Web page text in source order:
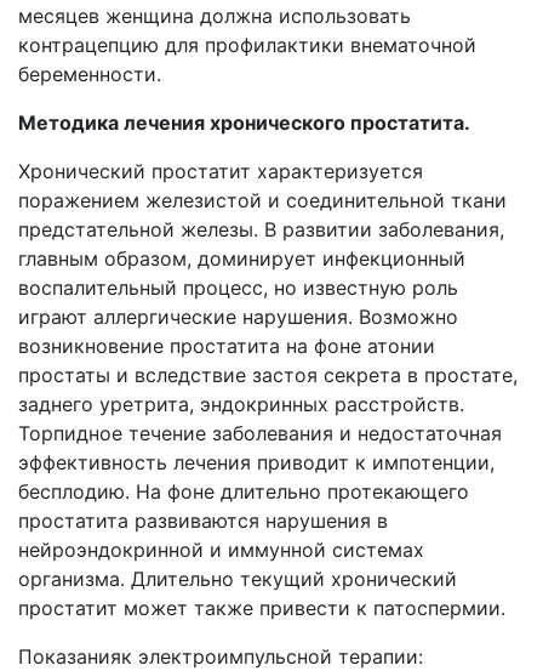
месяцев женщина должна использовать
контрацепцию для профилактики внематочной
беременности.
Методика лечения хронического простатита.
Хронический простатит характеризуется
поражением железистой и соединительной ткани
предстательной железы. В развитии заболевания,
главным образом, доминирует инфекционный
воспалительный процесс, но известную роль
играют аллергические нарушения. Возможно
возникновение простатита на фоне атонии
простаты и вследствие застоя секрета в простате,
заднего уретрита, эндокринных расстройств.
Торпидное течение заболевания и недостаточная
эффективность лечения приводит к импотенции,
бесплодию. На фоне длительно протекающего
простатита развиваются нарушения в
нейроэндокринной и иммунной системах
организма. Длительно текущий хронический
простатит может также привести к патоспермии.
Показанияк электроимпульсной терапии: